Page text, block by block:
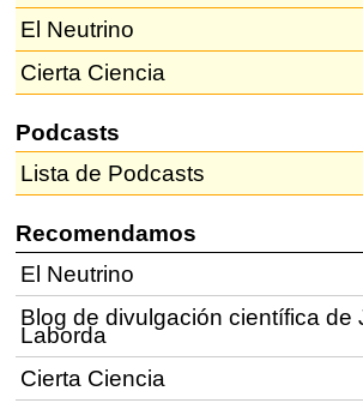
El Neutrino
Cierta Ciencia
Podcasts
Lista de Podcasts
Recomendamos
El Neutrino
Blog de divulgación científica de
Laborda
Cierta Ciencia